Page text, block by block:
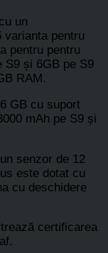
un
varianta pentru
pentru pentru
S9 și 6GB pe S9
RAM.
GB cu suport
mAh pe S9 și
senzor de 12
este dotat cu
cu deschidere
certificarea